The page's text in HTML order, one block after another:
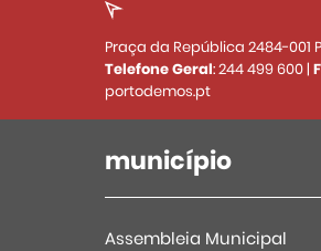
Praça da República 2484-001
Telefone Geral:244 499 600|
portodemos.pt
município
Assembleia Municipal